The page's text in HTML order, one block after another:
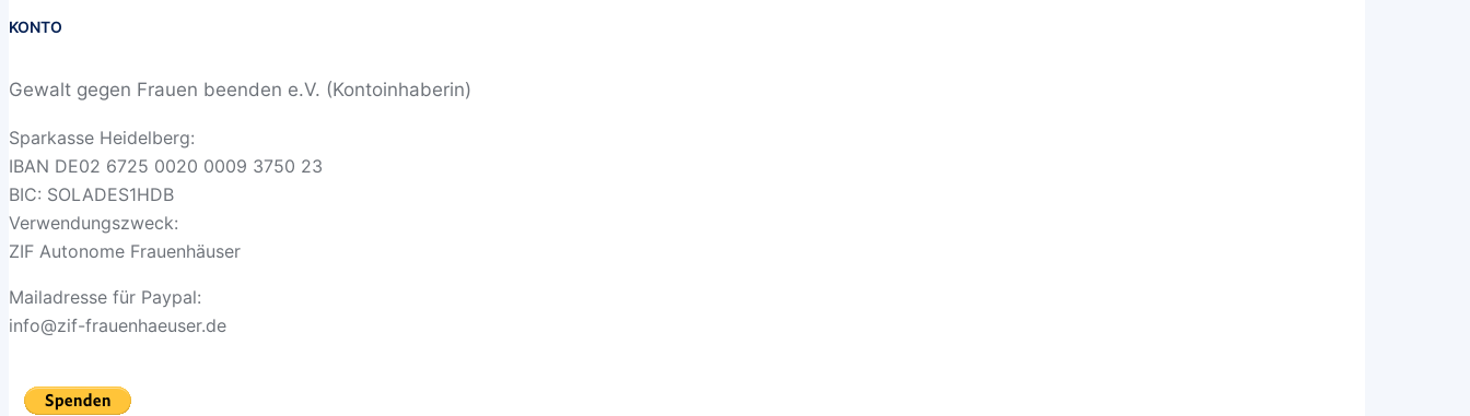
KONTO
Gewalt gegen Frauen beenden e.V. (Kontoinhaberin)
Sparkasse Heidelberg:
IBAN DE02 6725 0020 0009 3750 23
BIC: SOLADES1HDB
Verwendungszweck:
ZIF Autonome Frauenhäuser
Mailadresse für Paypal:
info@zif-frauenhaeuser.de